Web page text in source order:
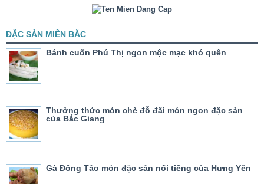
ĐẶC SẢN MIỀN BẮC
Bánh cuốn Phú Thị ngon mộc mạc khó quên
Thưởng thức món chè đỗ đãi món ngon đặc sản
của Bắc Giang
Gà Đông Tảo món đặc sản nổi tiếng của Hưng Yên